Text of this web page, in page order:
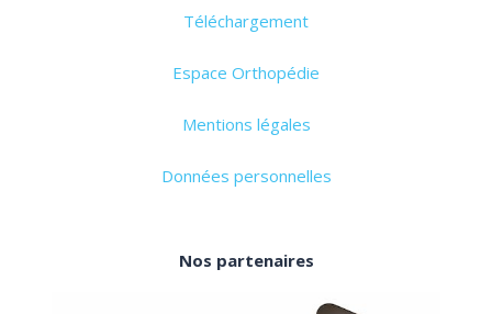
Téléchargement
Espace Orthopédie
Mentions légales
Données personnelles
Nos partenaires